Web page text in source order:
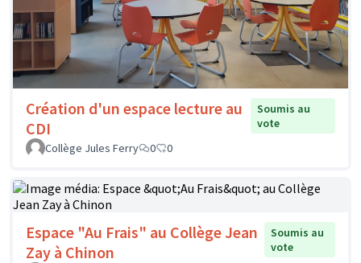
Création d'un espace lecture au
CDI
Soumis au
vote
Collège Jules Ferry
0 0
Espace "Au Frais" au Collège Jean
Zay à Chinon
Soumis au
vote